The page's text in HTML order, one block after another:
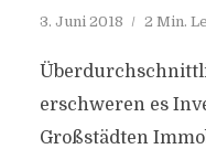
3. Juni 2018 2 Min.
erschweren es
Großstädten